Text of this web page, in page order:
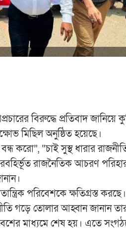
বিরুদ্ধে প্রতিবাদ জানিয়ে
মিছিল অনুষ্ঠিত হয়েছে।
করো”, “চাই সুস্থ ধারার
রাজনৈতিক আচরণ
পরিবেশকে ক্ষতিগ্রস্ত
গড়ে তোলার আহ্বান জানান
মাধ্যমে শেষ হয়। এতে